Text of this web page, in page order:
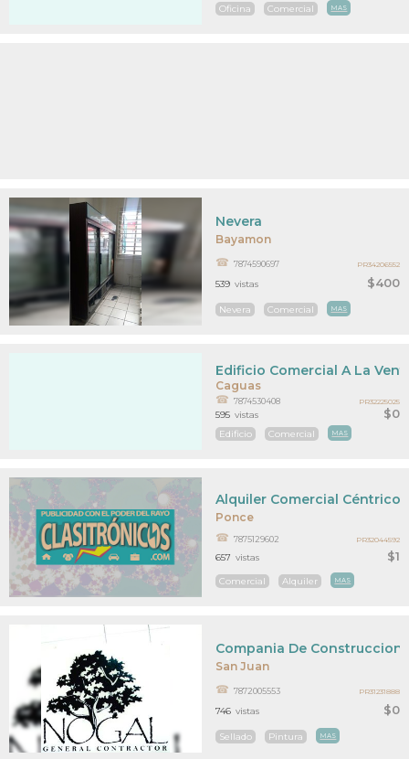
Oficina Comercial MAS
Bayamon
$400
Nevera
7874590697
Nevera Comercial MAS
539 vistas
PR34206552
Caguas
$0
Edificio Comercial A La
7874530408
Edificio Comercial MAS
595 vistas
PR32225025
Ponce
$1
Alquiler Comercial Céntrico
7875129602
Comercial Alquiler MAS
657 vistas
PR32044592
San Juan
$0
Compania De Construccion
7872005553
Sellado Pintura MAS
746 vistas
PR31231888